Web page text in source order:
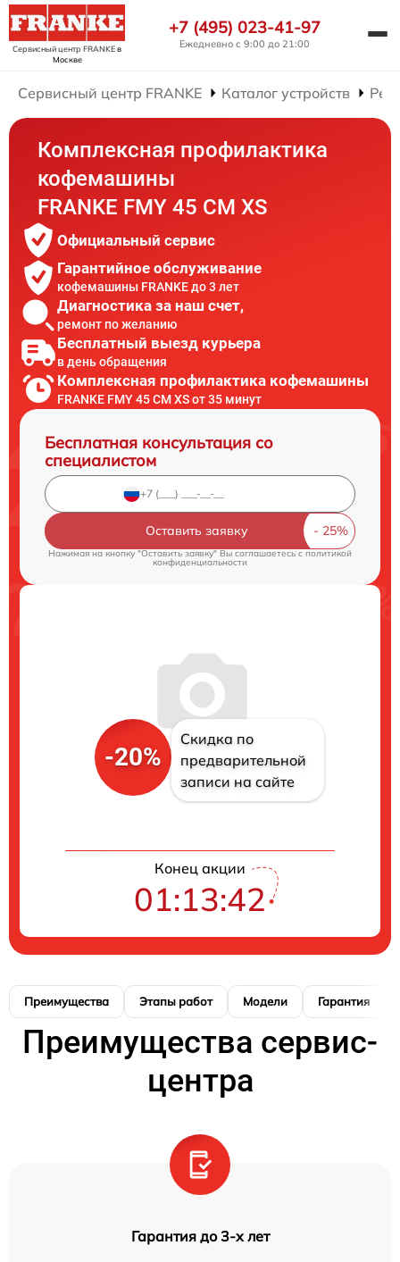
Сервисный центр FRANKEв
Москве
+7 (495) 023-41-97
Ежедневно с 9:00 до 21:00
Сервисный центр FRANKE Каталог устройств
Комплексная профилактика
кофемашины
FRANKE FMY 45 CM XS
Официальный сервис
Гарантийное обслуживание
кофемашины FRANKE до 3 лет
Диагностика за наш счет,
ремонт по желанию
Бесплатный выезд курьера
в день обращения
Комплексная профилактика кофемашины
FRANKE FMY 45 CM XS от 35 минут
Бесплатная консультация со
специалистом
Оставить заявку
Нажимая на кнопку "Оставить заявку" Вы соглашаетесь cполитикой
конфиденциальности
-20%
Скидка по
предварительной
записи на сайте
Конец акции
01:13:41
Преимущества Этапы работ Модели Гарантия
Преимущества сервис-
центра
Гарантия до 3-х лет